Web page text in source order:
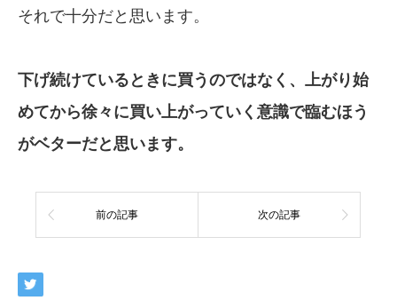
それで十分だと思います。
下げ続けているときに買うのではなく、上がり始
めてから徐々に買い上がっていく意識で臨むほう
がベターだと思います。
前の記事 次の記事